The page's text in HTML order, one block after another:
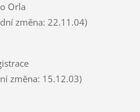
Orla
změna: 22.11.04)
změna: 15.12.03)